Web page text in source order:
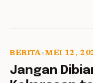
BERITA•MEI 12,
Jangan